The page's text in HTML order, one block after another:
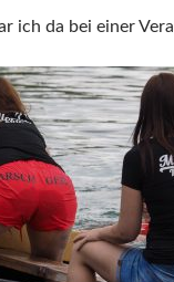
ich da bei einer